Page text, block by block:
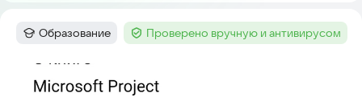
Категория:
Образование Тег :Проверено вручную и антивирусом
Скриншоты